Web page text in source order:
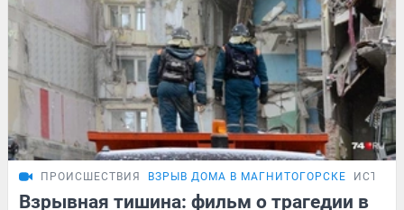
ПРОИСШЕСТВИЯ ВЗРЫВ ДОМА В МАГНИТОГОРСКЕ
Взрывная тишина: фильм о трагедии в